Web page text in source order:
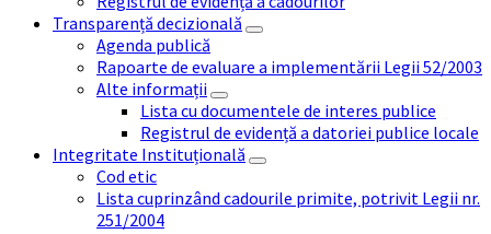
Transparență decizională
Agenda publică
Rapoarte de evaluare a implementării Legii 52/2003
Alte informații
Lista cu documentele de interes publice
Registrul de evidență a datoriei publice locale
Integritate Instituțională
Cod etic
Lista cuprinzând cadourile primite, potrivit Legii nr.
251/2004